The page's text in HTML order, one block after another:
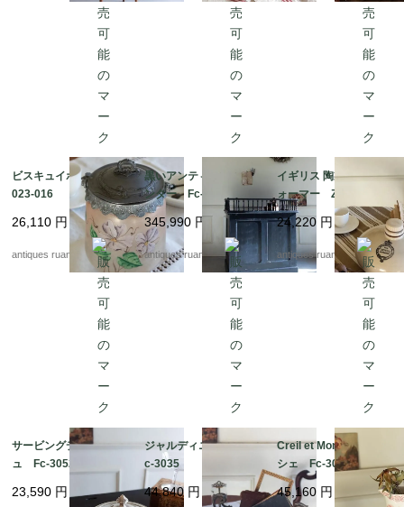
ビスキュイポット Fe
023-016
26,110 円
antiques ruan
黒いアンティークカウ
ンター Fc-3020
345,990 円
antiques ruan
イギリス 陶製フットウ
ォーマー ZA10103
24,220 円
antiques ruan
サービングディッシ
ュ Fc-3052b
23,590 円
ジャルディニエール F
c-3035
44,840 円
Creil et Montereau ピ
シェ Fc-3051
45,160 円